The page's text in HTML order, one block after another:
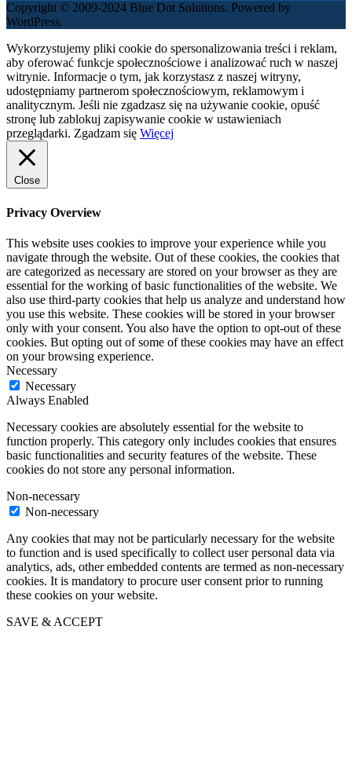
Copyright © 2009-2024 Blue Dot Solutions. Powered by
WordPress.
Wykorzystujemy pliki cookie do spersonalizowania treści i reklam,
aby oferować funkcje społecznościowe i analizować ruch w naszej
witrynie. Informacje o tym, jak korzystasz z naszej witryny,
udostępniamy partnerom społecznościowym, reklamowym i
analitycznym. Jeśli nie zgadzasz się na używanie cookie, opuść
stronę lub zablokuj zapisywanie cookie w ustawieniach
przeglądarki. Zgadzam się Więcej
Close
Privacy Overview
This website uses cookies to improve your experience while you
navigate through the website. Out of these cookies, the cookies that
are categorized as necessary are stored on your browser as they are
essential for the working of basic functionalities of the website. We
also use third-party cookies that help us analyze and understand how
you use this website. These cookies will be stored in your browser
only with your consent. You also have the option to opt-out of these
cookies. But opting out of some of these cookies may have an effect
on your browsing experience.
Necessary
Necessary
Always Enabled
Necessary cookies are absolutely essential for the website to
function properly. This category only includes cookies that ensures
basic functionalities and security features of the website. These
cookies do not store any personal information.
Non-necessary
Non-necessary
Any cookies that may not be particularly necessary for the website
to function and is used specifically to collect user personal data via
analytics, ads, other embedded contents are termed as non-necessary
cookies. It is mandatory to procure user consent prior to running
these cookies on your website.
SAVE & ACCEPT